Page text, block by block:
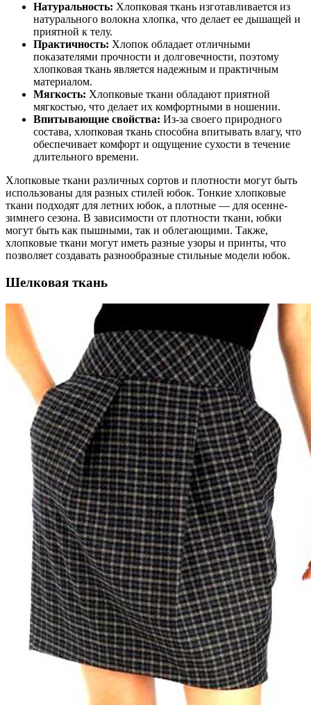
Натуральность: Хлопковая ткань изготавливается из
натурального волокна хлопка, что делает ее дышащей и
приятной к телу.
Практичность: Хлопок обладает отличными
показателями прочности и долговечности, поэтому
хлопковая ткань является надежным и практичным
материалом.
Мягкость: Хлопковые ткани обладают приятной
мягкостью, что делает их комфортными в ношении.
Впитывающие свойства: Из-за своего природного
состава, хлопковая ткань способна впитывать влагу, что
обеспечивает комфорт и ощущение сухости в течение
длительного времени.
Хлопковые ткани различных сортов и плотности могут быть
использованы для разных стилей юбок. Тонкие хлопковые
ткани подходят для летних юбок, а плотные — для осенне-
зимнего сезона. В зависимости от плотности ткани, юбки
могут быть как пышными, так и облегающими. Также,
хлопковые ткани могут иметь разные узоры и принты, что
позволяет создавать разнообразные стильные модели юбок.
Шелковая ткань